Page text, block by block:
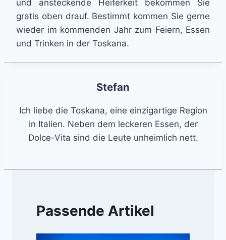
und ansteckende Heiterkeit bekommen Sie
gratis oben drauf. Bestimmt kommen Sie gerne
wieder im kommenden Jahr zum Feiern, Essen
und Trinken in der Toskana.
Stefan
Ich liebe die Toskana, eine einzigartige Region
in Italien. Neben dem leckeren Essen, der
Dolce-Vita sind die Leute unheimlich nett.
Passende Artikel